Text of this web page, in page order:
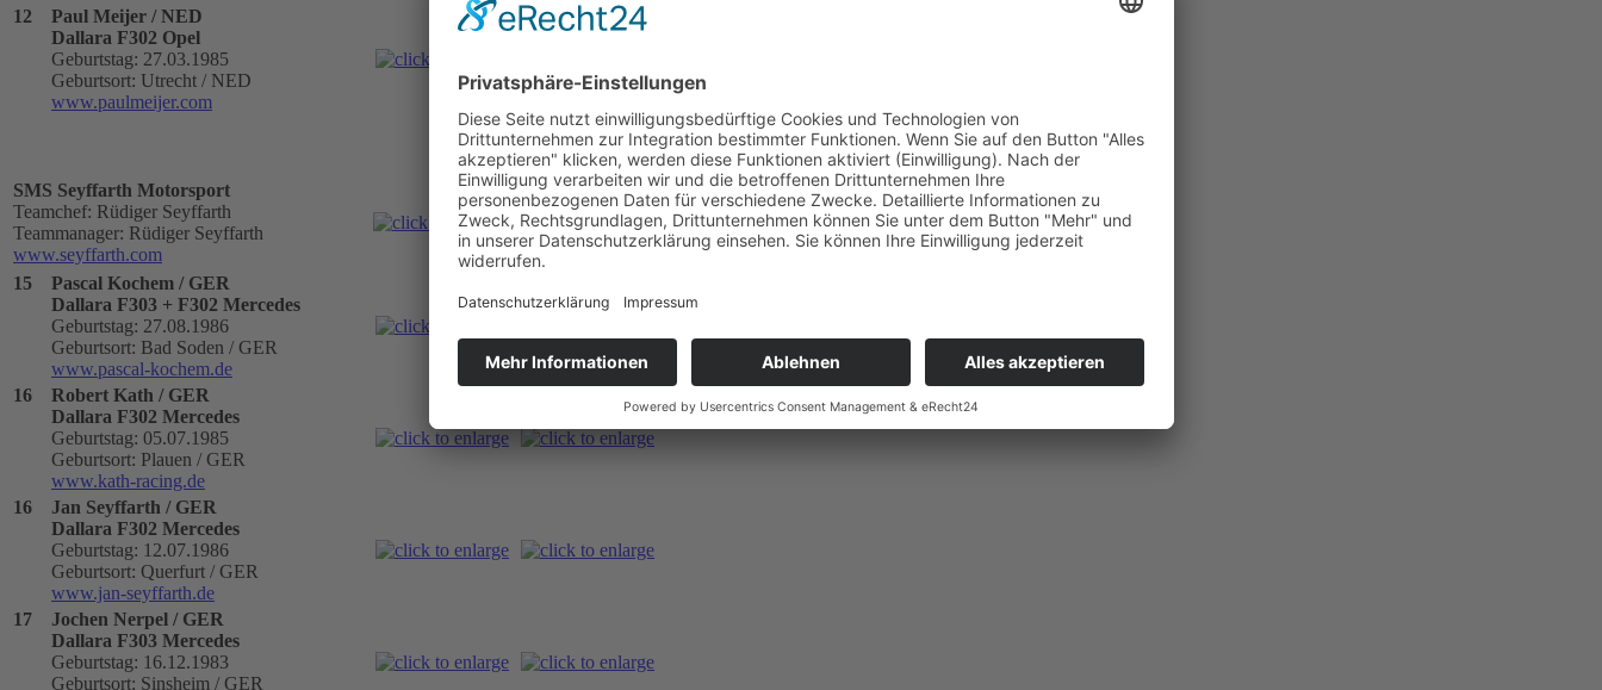
12
Paul Meijer / NED
Dallara F302 Opel
Geburtstag: 27.03.1985
Geburtsort: Utrecht / NED
www.paulmeijer.com
SMS Seyffarth Motorsport
Teamchef: Rüdiger Seyffarth
Teammanager: Rüdiger Seyffarth
www.seyffarth.com
15
Pascal Kochem / GER
Dallara F303 + F302 Mercedes
Geburtstag: 27.08.1986
Geburtsort: Bad Soden / GER
www.pascal-kochem.de
16
Robert Kath / GER
Dallara F302 Mercedes
Geburtstag: 05.07.1985
Geburtsort: Plauen / GER
www.kath-racing.de
16
Jan Seyffarth / GER
Dallara F302 Mercedes
Geburtstag: 12.07.1986
Geburtsort: Querfurt / GER
www.jan-seyffarth.de
17
Jochen Nerpel / GER
Dallara F303 Mercedes
Geburtstag: 16.12.1983
Geburtsort: Sinsheim / GER